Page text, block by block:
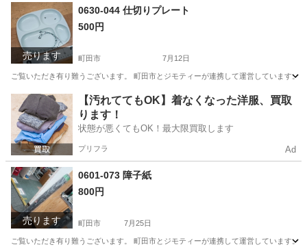
東京 町田市 現地
売ります
0630-044 仕切りプレート
500円
町田市 7月12日
ご覧いただき有り難うございます。 町田市とジモティーが連携して運営していま
東京 町田市 食器 リユース
【汚れててもOK】着なくなった洋服、買取
ります！
状態が悪くてもOK！最大限買取します
プリフラ Ad
売ります
0601-073 障子紙
800円
町田市 7月25日
ご覧いただき有り難うございます。 町田市とジモティーが連携して運営していま